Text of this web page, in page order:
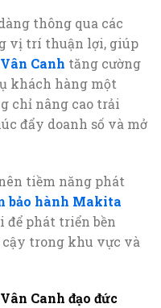
thông qua các
vị trí thuận lợi, giúp
Canh tăng cường
khách hàng một
chỉ nâng cao trải
đẩy doanh số và mở
tiềm năng phát
bảo hành Makita
để phát triển bền
trong khu vực và
Canh đạo đức